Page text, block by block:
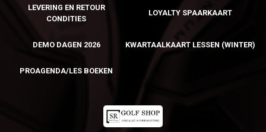
LEVERING EN RETOUR
CONDITIES
LOYALTY SPAARKAART
DEMO DAGEN 2026 KWARTAALKAART LESSEN (WINTER)
PROAGENDA/LES BOEKEN